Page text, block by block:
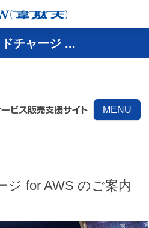
チャージ ...
MENU
ジ for AWS のご案内